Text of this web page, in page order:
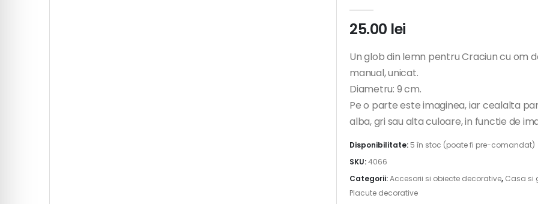
25.00 lei
Un glob din lemn pentru Craciun cu om
manual, unicat.
Diametru: 9 cm.
Pe o parte este imaginea, iar cealalta
alba, gri sau alta culoare, in functie de
Disponibilitate: 5 în stoc (poate fi pre-comandat)
SKU:4066
Categorii:Accesorii si obiecte decorative, Casa si
Placute decorative